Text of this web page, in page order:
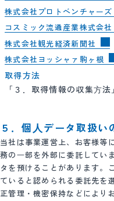
株式会社プロトベンチャーズ
コスミック流通産業株式会社
株式会社観光経済新聞社
株式会社ヨッシャァ駒ヶ根
取得方法
「３．取得情報の収集⽅法
５．個⼈データ取扱い
当社は事業運営上、お客様等
務の⼀部を外部に委託してい
タを預けることがあります。
ていると認められる委託先を
正管理・機密保持などにより